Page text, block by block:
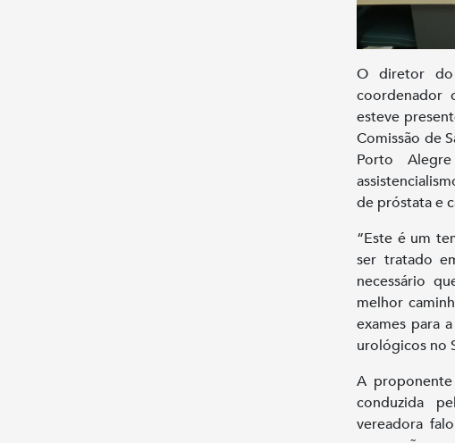
O diretor do
coordenador
esteve
Comissão de
Porto
de próstata e
“Este é um
ser tratado
necessário
melhor
exames para
urológicos no
A
conduzida
vereadora